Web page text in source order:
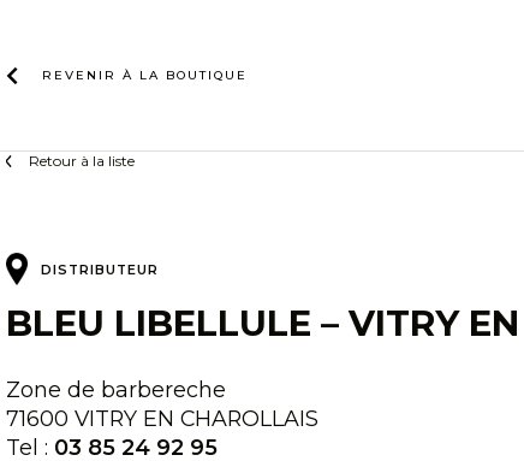
contentREVENIR À LA BOUTIQUE
Retour à la liste
DISTRIBUTEUR
BLEU LIBELLULE – VITRY
Zone de barbereche
71600 VITRY EN CHAROLLAIS
Tel : 03 85 24 92 95